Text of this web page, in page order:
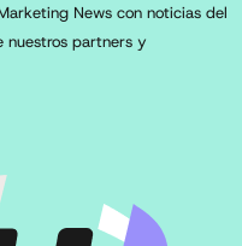
News con noticias del
nuestros partners y